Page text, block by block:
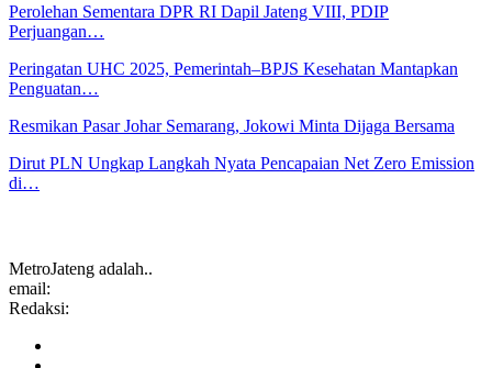
Perolehan Sementara DPR RI Dapil Jateng VIII, PDIP
Perjuangan…
Peringatan UHC 2025, Pemerintah–BPJS Kesehatan Mantapkan
Penguatan…
Resmikan Pasar Johar Semarang, Jokowi Minta Dijaga Bersama
Dirut PLN Ungkap Langkah Nyata Pencapaian Net Zero Emission
di…
MetroJateng adalah..
email:
Redaksi: